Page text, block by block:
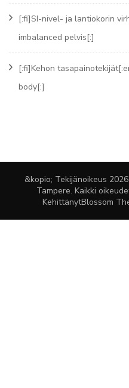
[:fi]SI-nivel- ja lantiokorin
imbalanced pelvis[:]
[:fi]Kehon
body[:]
&kopio; Tekijänoikeus
Tampere. Kaikki
KehittänytBlossom